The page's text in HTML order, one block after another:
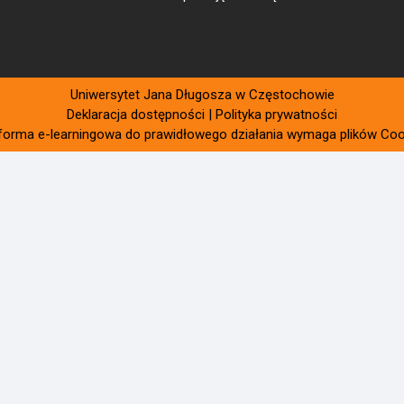
Uniwersytet Jana Długosza w Częstochowie
Deklaracja dostępności | Polityka prywatności
e-learningowa do prawidłowego działania wymaga plików